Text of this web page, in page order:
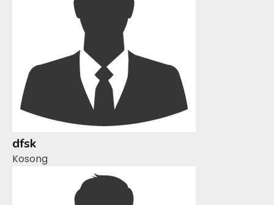
dfsk
Kosong